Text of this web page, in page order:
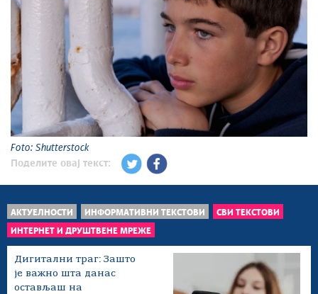
Foto: Shutterstock
Поделите овај текст:
АКТУЕЛНОСТИ ИНФОРМАТИВНИ ТЕКСТОВИ СВИ ТЕКСТОВИ
ИНТЕРНЕТ И ДРУШТВЕНЕ МРЕЖЕ
Дигитални траг: Зашто
је важно шта данас
остављаш на